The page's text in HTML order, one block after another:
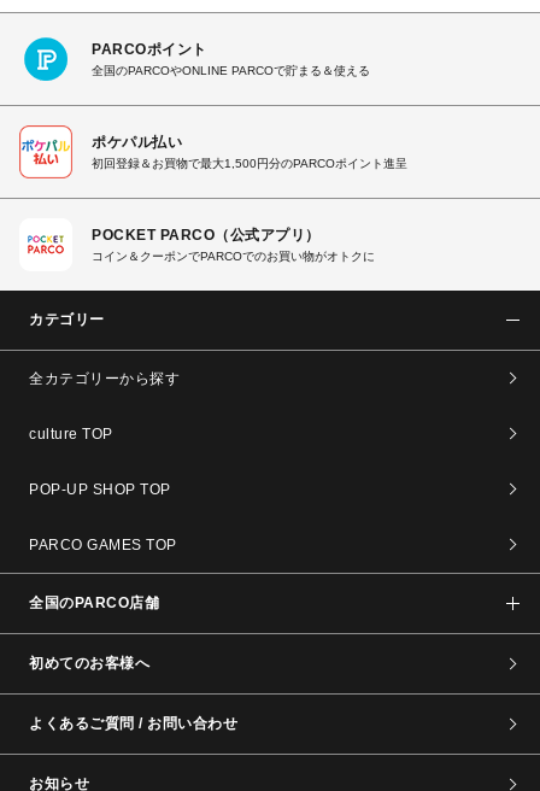
PARCOポイント
全国のPARCOやONLINE PARCOで貯まる＆使える
ポケパル払い
初回登録＆お買物で最大1,500円分のPARCOポイント進呈
POCKET PARCO（公式アプリ）
コイン＆クーポンでPARCOでのお買い物がオトクに
カテゴリー
全カテゴリーから探す
culture TOP
POP-UP SHOP TOP
PARCO GAMES TOP
全国のPARCO店舗
初めてのお客様へ
よくあるご質問 / お問い合わせ
お知らせ